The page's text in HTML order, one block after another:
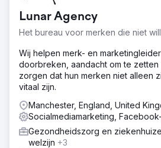
Lunar Agency
Het bureau voor merken die niet
Wij helpen merk- en
doorbreken, aandacht om te
zorgen dat hun merken niet alleen
vitaal zijn.
Manchester, England, United
Socialmediamarketing,
Gezondheidszorg en
welzijn +3